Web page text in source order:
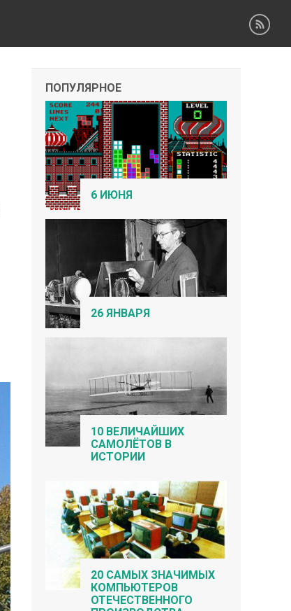
ПОПУЛЯРНОЕ
6 ИЮНЯ
26 ЯНВАРЯ
10 ВЕЛИЧАЙШИХ
САМОЛЁТОВ В
ИСТОРИИ
20 САМЫХ ЗНАЧИМЫХ
КОМПЬЮТЕРОВ
ОТЕЧЕСТВЕННОГО